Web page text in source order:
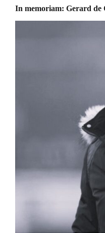
In memoriam: Gerard de